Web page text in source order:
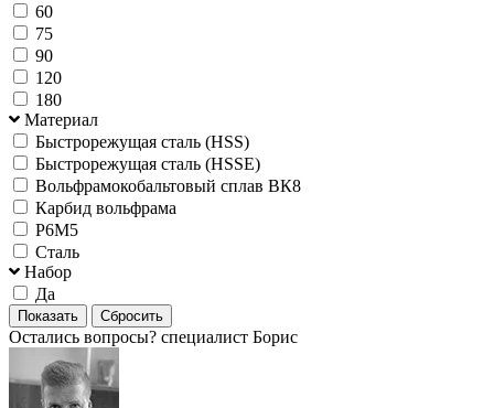
60
75
90
120
180
Материал
Быстрорежущая сталь (HSS)
Быстрорежущая сталь (HSSE)
Вольфрамокобальтовый сплав ВК8
Карбид вольфрама
Р6М5
Сталь
Набор
Да
Остались вопросы? специалист Борис